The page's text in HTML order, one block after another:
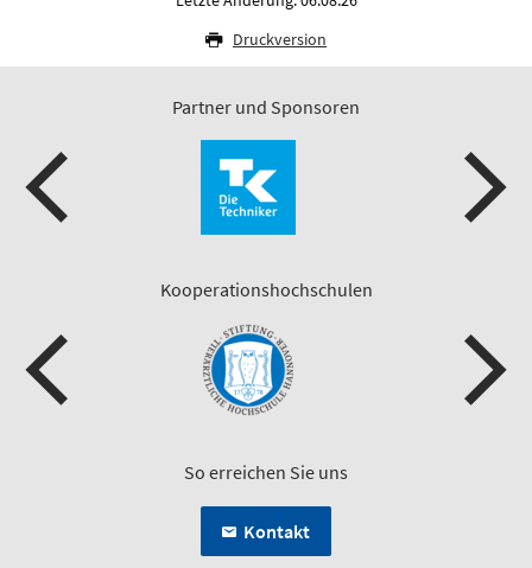
Druckversion
Partner und Sponsoren
Kooperationshochschulen
So erreichen Sie uns
Kontakt